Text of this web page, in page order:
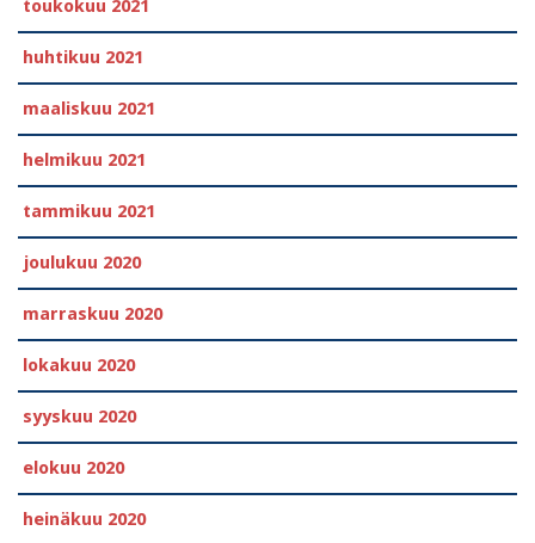
toukokuu 2021
huhtikuu 2021
maaliskuu 2021
helmikuu 2021
tammikuu 2021
joulukuu 2020
marraskuu 2020
lokakuu 2020
syyskuu 2020
elokuu 2020
heinäkuu 2020